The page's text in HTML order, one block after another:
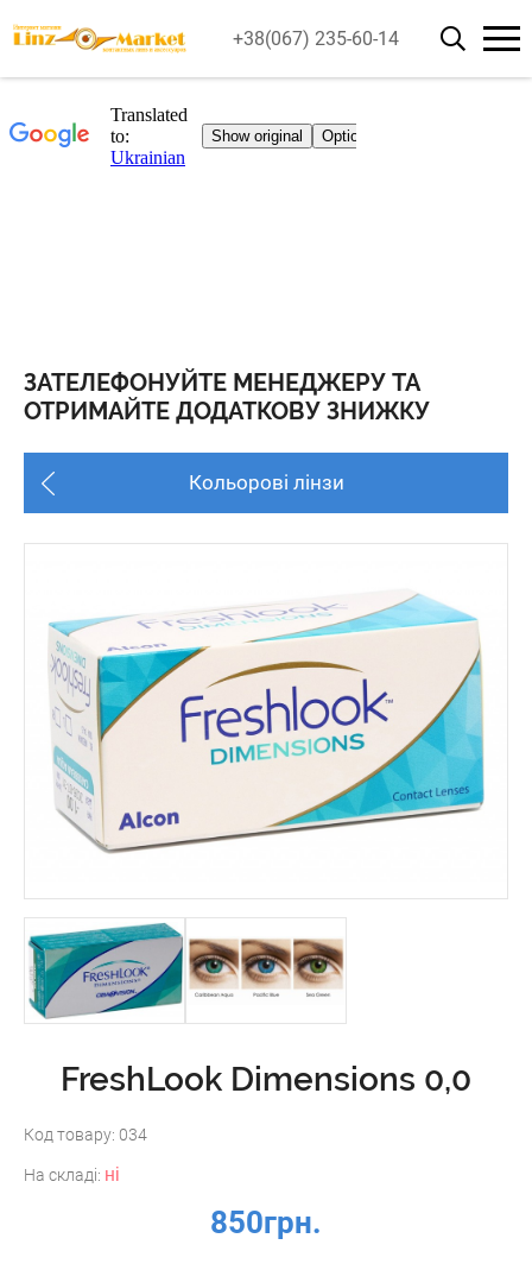
+38(067) 235-60-14
ЗАТЕЛЕФОНУЙТЕ МЕНЕДЖЕРУ ТА
ОТРИМАЙТЕ ДОДАТКОВУ ЗНИЖКУ
Кольорові лінзи
FreshLook Dimensions 0,0
Код товару: 034
На складі: ні
850грн.